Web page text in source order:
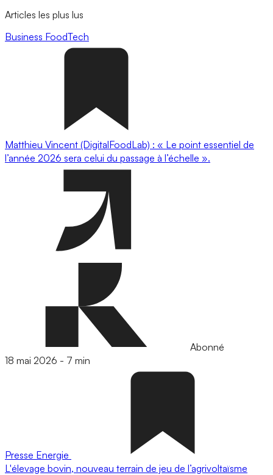
Articles les plus lus
Business FoodTech
Matthieu Vincent (DigitalFoodLab) : « Le point essentiel de
l’année 2026 sera celui du passage à l’échelle ».
Abonné
18 mai 2026 - 7 min
Presse Energie
L'élevage bovin, nouveau terrain de jeu de l’agrivoltaïsme